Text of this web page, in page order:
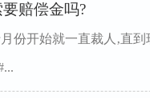
赔偿金吗?
份开始就一直裁人‚直